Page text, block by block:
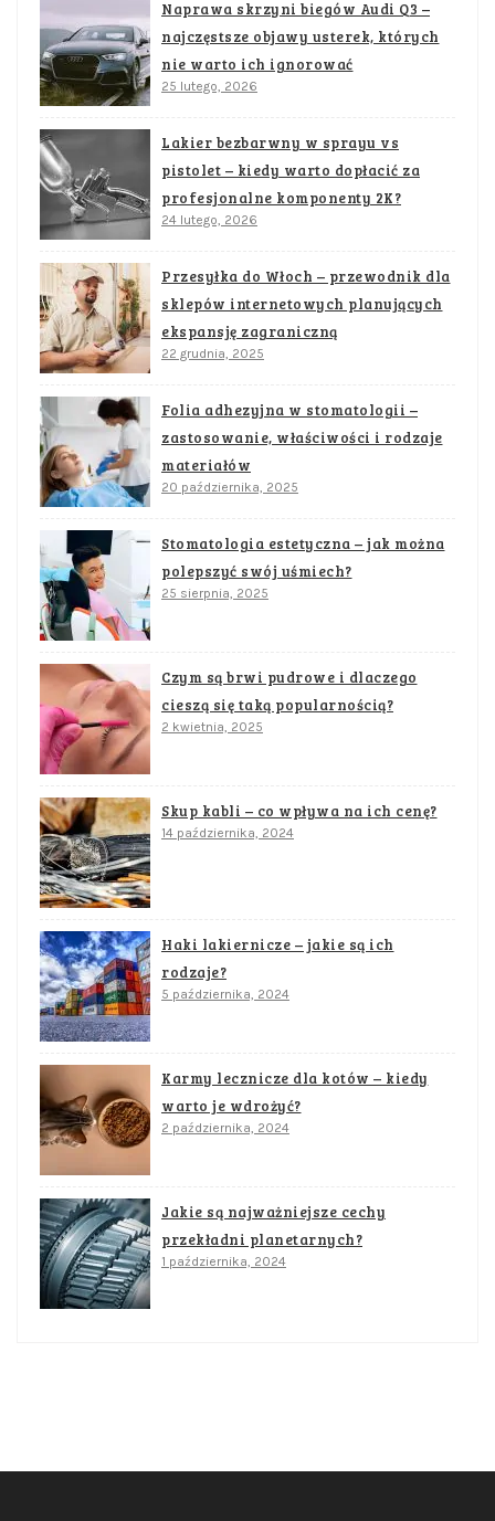
Naprawa skrzyni biegów Audi Q3 –
najczęstsze objawy usterek, których
nie warto ich ignorować
25 lutego, 2026
Lakier bezbarwny w sprayu vs
pistolet – kiedy warto dopłacić za
profesjonalne komponenty 2K?
24 lutego, 2026
Przesyłka do Włoch – przewodnik dla
sklepów internetowych planujących
ekspansję zagraniczną
22 grudnia, 2025
Folia adhezyjna w stomatologii –
zastosowanie, właściwości i rodzaje
materiałów
20 października, 2025
Stomatologia estetyczna – jak można
polepszyć swój uśmiech?
25 sierpnia, 2025
Czym są brwi pudrowe i dlaczego
cieszą się taką popularnością?
2 kwietnia, 2025
Skup kabli – co wpływa na ich cenę?
14 października, 2024
Haki lakiernicze – jakie są ich
rodzaje?
5 października, 2024
Karmy lecznicze dla kotów – kiedy
warto je wdrożyć?
2 października, 2024
Jakie są najważniejsze cechy
przekładni planetarnych?
1 października, 2024